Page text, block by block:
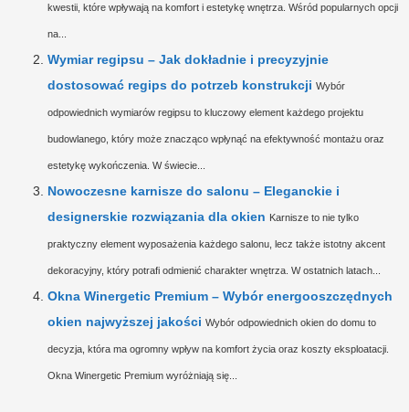
kwestii, które wpływają na komfort i estetykę wnętrza. Wśród popularnych opcji
na...
Wymiar regipsu – Jak dokładnie i precyzyjnie
dostosować regips do potrzeb konstrukcji Wybór
odpowiednich wymiarów regipsu to kluczowy element każdego projektu
budowlanego, który może znacząco wpłynąć na efektywność montażu oraz
estetykę wykończenia. W świecie...
Nowoczesne karnisze do salonu – Eleganckie i
designerskie rozwiązania dla okien Karnisze to nie tylko
praktyczny element wyposażenia każdego salonu, lecz także istotny akcent
dekoracyjny, który potrafi odmienić charakter wnętrza. W ostatnich latach...
Okna Winergetic Premium – Wybór energooszczędnych
okien najwyższej jakości Wybór odpowiednich okien do domu to
decyzja, która ma ogromny wpływ na komfort życia oraz koszty eksploatacji.
Okna Winergetic Premium wyróżniają się...